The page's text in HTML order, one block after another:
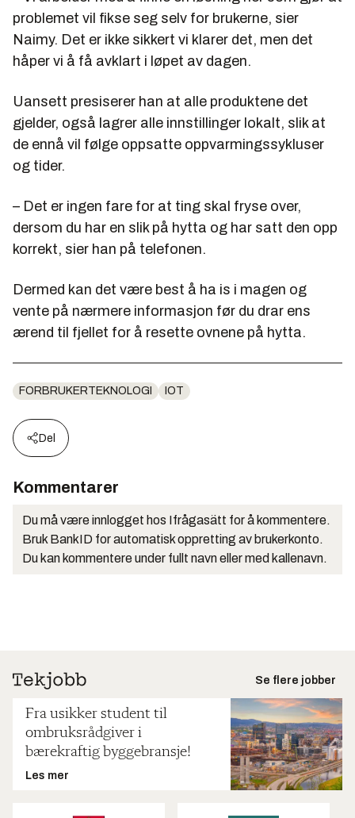
problemet vil fikse seg selv for brukerne, sier
Naimy. Det er ikke sikkert vi klarer det, men det
håper vi å få avklart i løpet av dagen.
Uansett presiserer han at alle produktene det
gjelder, også lagrer alle innstillinger lokalt, slik at
de ennå vil følge oppsatte oppvarmingssykluser
og tider.
– Det er ingen fare for at ting skal fryse over,
dersom du har en slik på hytta og har satt den opp
korrekt, sier han på telefonen.
Dermed kan det være best å ha is i magen og
vente på nærmere informasjon før du drar ens
ærend til fjellet for å resette ovnene på hytta.
FORBRUKERTEKNOLOGI IOT
Del
Kommentarer
Du må være innlogget hos Ifrågasätt for å kommentere.
Bruk BankID for automatisk oppretting av brukerkonto.
Du kan kommentere under fullt navn eller med kallenavn.
Se flere jobber
Fra usikker student til
ombruksrådgiver i
bærekraftig byggebransje!
Les mer